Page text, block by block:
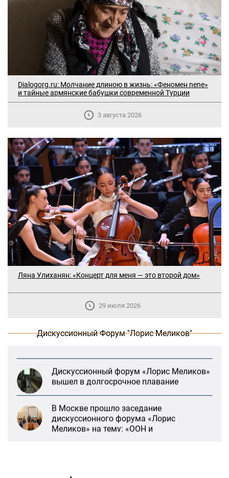
Dialogorg.ru: Молчание длиною в жизнь: «Феномен nene»
и тайные армянские бабушки современной Турции
3 августа 2026
Ляна Улиханян: «Концерт для меня — это второй дом»
29 июля 2026
Дискуссионный Форум "Лорис Меликов"
В Москве прошло заседание
дискуссионного форума «Лорис
Меликов» на тему: «ООН и
Меликов» на тему: «ООН и
предотвращение геноцидов»